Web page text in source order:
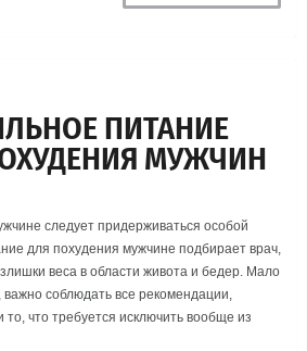
ПИТАНИЕ
МУЖЧИН
следует придерживаться особой
для похудения мужчине подбирает врач,
веса в области живота и бедер. Мало
соблюдать все рекомендации,
то, что требуется исключить вообще из